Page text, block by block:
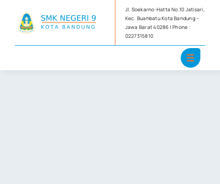
content
Jl. Soekarno-Hatta No.10 Jatisari,
Kec. Buahbatu Kota Bandung –
Jawa Barat 40286 | Phone :
0227315810